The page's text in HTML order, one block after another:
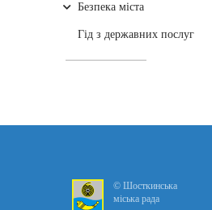
Безпека міста
Гід з державних послуг
© Шосткинська
міська рада